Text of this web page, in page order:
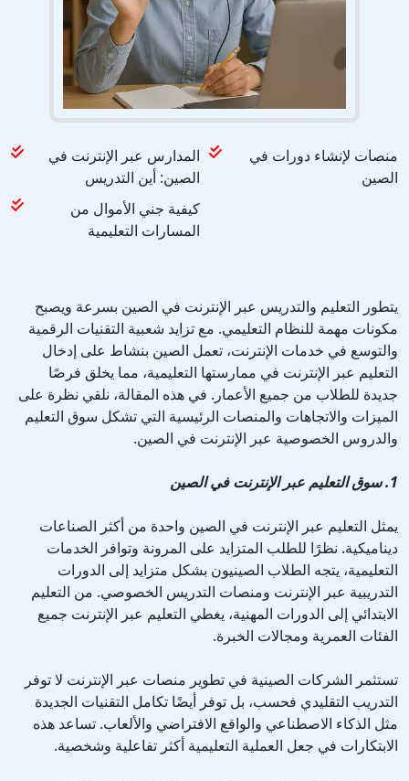
المدارس عبر الإنترنت في
الصين: أين التدريس
منصات لإنشاء دورات في
الصين
كيفية جني الأموال من
المسارات التعليمية
يتطور التعليم والتدريس عبر الإنترنت في الصين بسرعة ويصبح
مكونات مهمة للنظام التعليمي. مع تزايد شعبية التقنيات الرقمية
والتوسع في خدمات الإنترنت، تعمل الصين بنشاط على إدخال
التعليم عبر الإنترنت في ممارستها التعليمية، مما يخلق فرصًا
جديدة للطلاب من جميع الأعمار. في هذه المقالة، نلقي نظرة على
الميزات والاتجاهات والمنصات الرئيسية التي تشكل سوق التعليم
والدروس الخصوصية عبر الإنترنت في الصين.
1. سوق التعليم عبر الإنترنت في الصين
يمثل التعليم عبر الإنترنت في الصين واحدة من أكثر الصناعات
ديناميكية. نظرًا للطلب المتزايد على المرونة وتوافر الخدمات
التعليمية، يتجه الطلاب الصينيون بشكل متزايد إلى الدورات
التدريبية عبر الإنترنت ومنصات التدريس الخصوصي. من التعليم
الابتدائي إلى الدورات المهنية، يغطي التعليم عبر الإنترنت جميع
الفئات العمرية ومجالات الخبرة.
تستثمر الشركات الصينية في تطوير منصات عبر الإنترنت لا توفر
التدريب التقليدي فحسب، بل توفر أيضًا تكامل التقنيات الجديدة
مثل الذكاء الاصطناعي والواقع الافتراضي والألعاب. تساعد هذه
الابتكارات في جعل العملية التعليمية أكثر تفاعلية وشخصية.